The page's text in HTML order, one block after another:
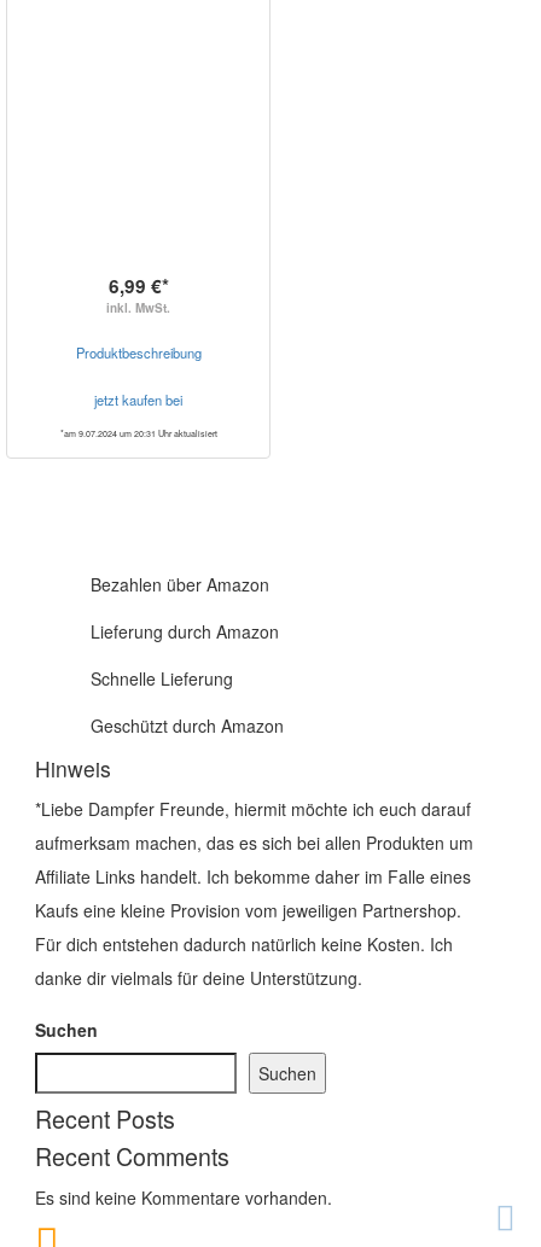
6,99 €*
inkl. MwSt.
Produktbeschreibung
jetzt kaufen bei
*am 9.07.2024 um 20:31 Uhr aktualisiert
Bezahlen über Amazon
Lieferung durch Amazon
Schnelle Lieferung
Geschützt durch Amazon
Hinweis
*Liebe Dampfer Freunde, hiermit möchte ich euch darauf
aufmerksam machen, das es sich bei allen Produkten um
Affiliate Links handelt. Ich bekomme daher im Falle eines
Kaufs eine kleine Provision vom jeweiligen Partnershop.
Für dich entstehen dadurch natürlich keine Kosten. Ich
danke dir vielmals für deine Unterstützung.
Suchen
Suchen
Recent Posts
Recent Comments
Es sind keine Kommentare vorhanden.